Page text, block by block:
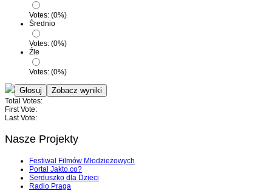
Votes: (0%)
Średnio
Votes: (0%)
Źle
Votes: (0%)
Total Votes:
First Vote:
Last Vote:
Nasze Projekty
Festiwal Filmów Młodzieżowych
Portal Jakto.co?
Serduszko dla Dzieci
Radio Praga